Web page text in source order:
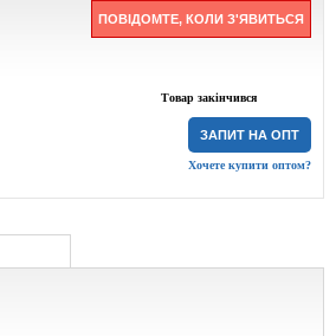
ПОВІДОМТЕ, КОЛИ З'ЯВИТЬСЯ
Товар закінчився
ЗАПИТ НА ОПТ
Хочете купити оптом?